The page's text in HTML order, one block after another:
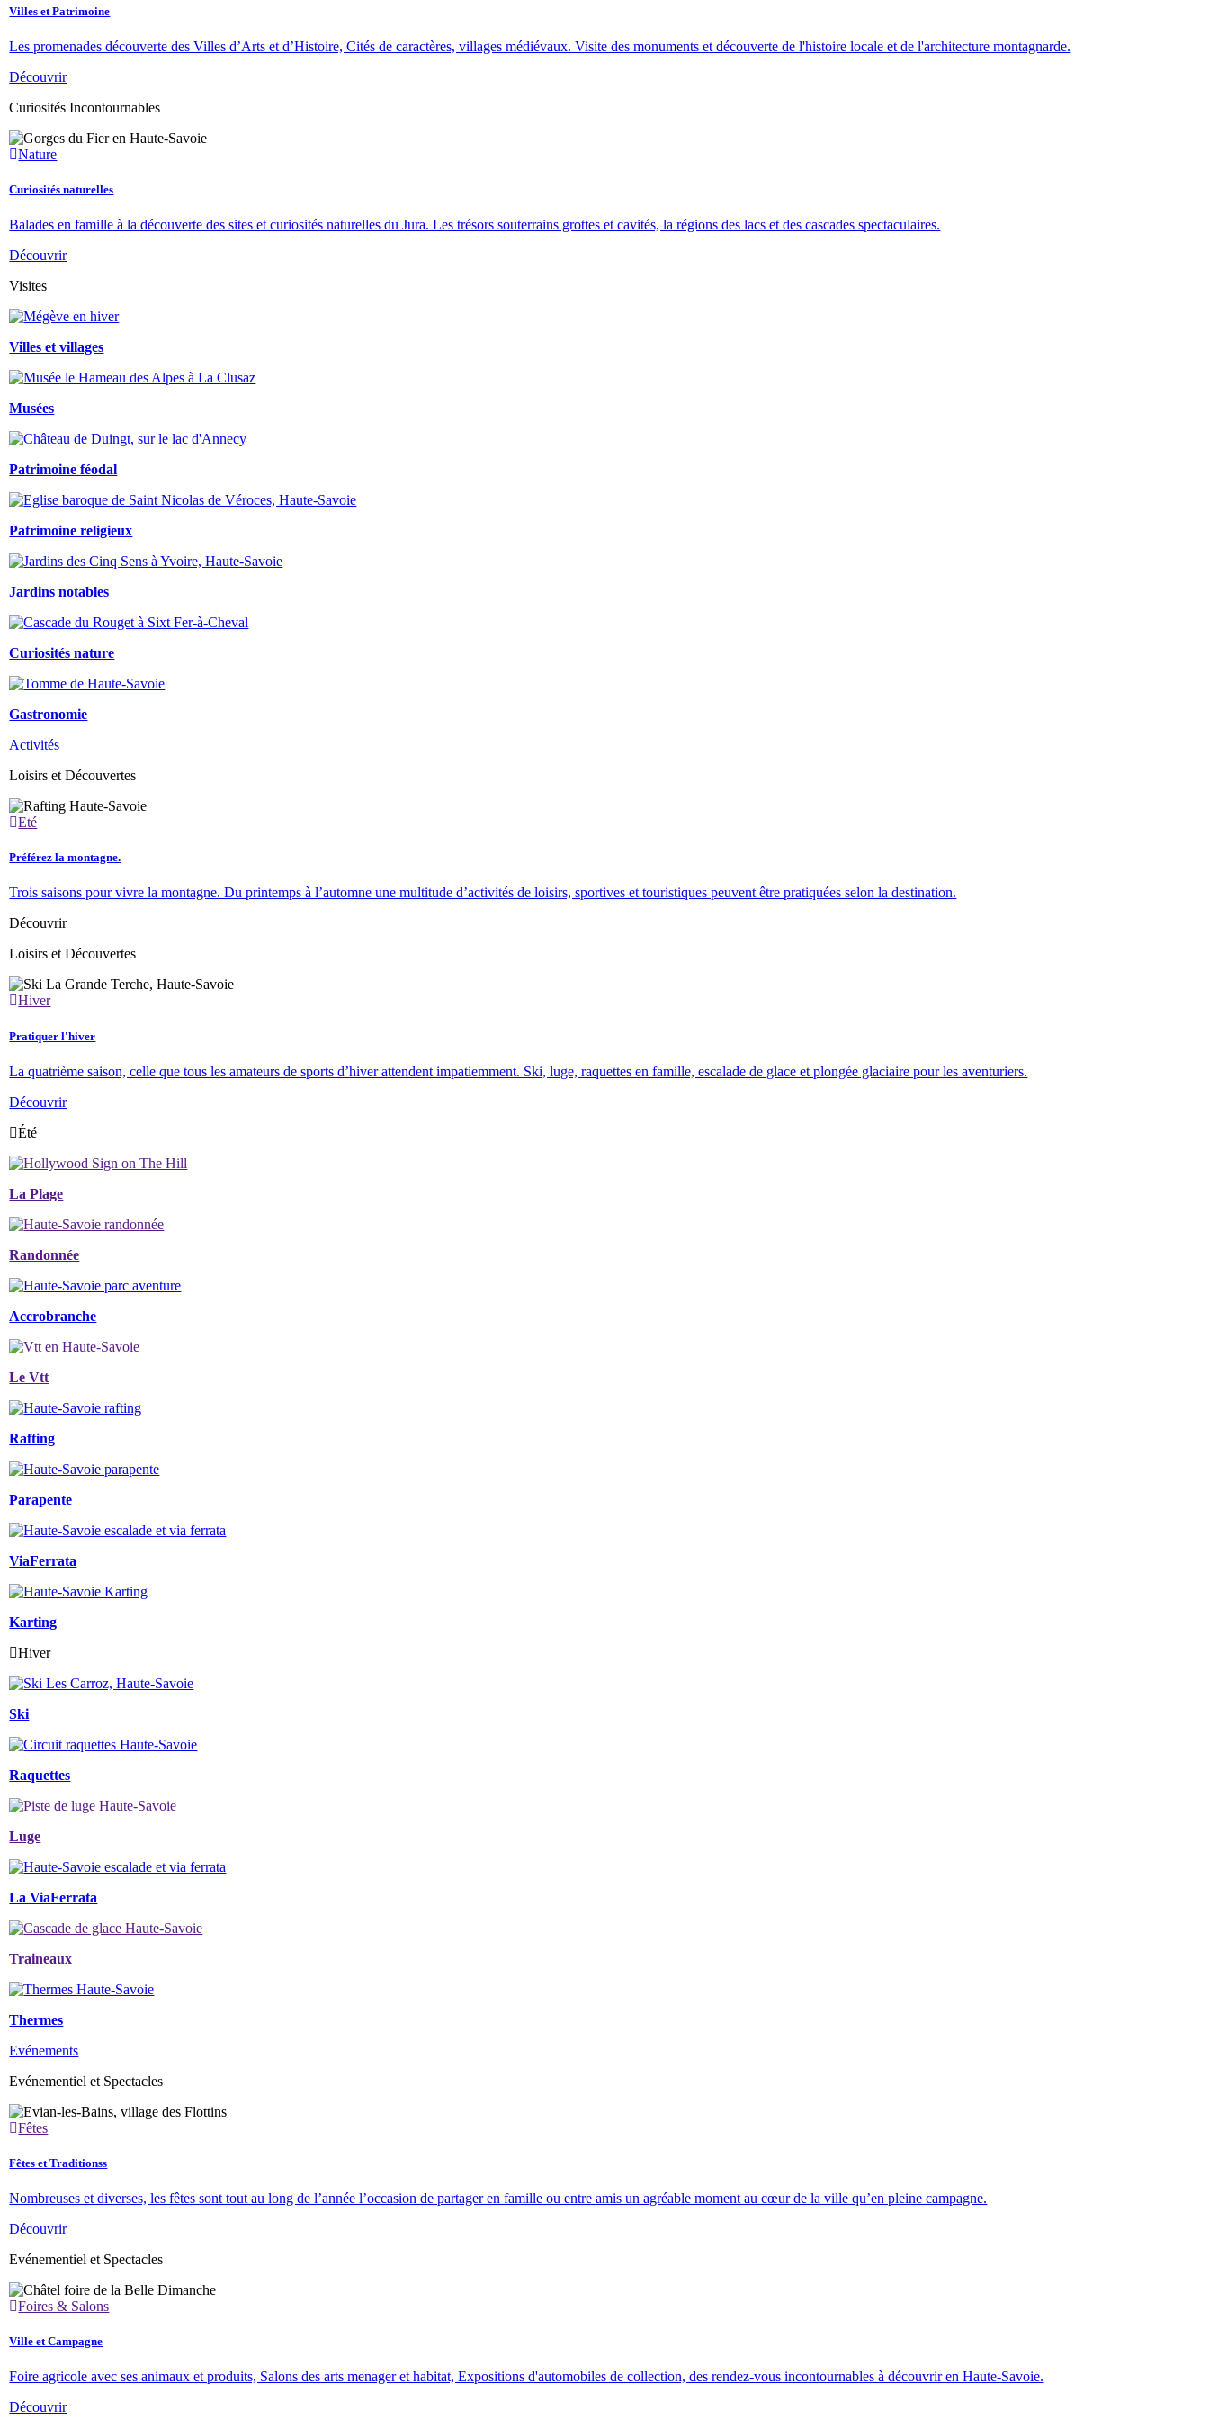
Villes et Patrimoine
Les promenades découverte des Villes d’Arts et d’Histoire, Cités de caractères, villages médiévaux. Visite des monuments et découverte de l'histoire locale et de l'architecture montagnarde.
Découvrir
Curiosités Incontournables
Nature
Curiosités naturelles
Balades en famille à la découverte des sites et curiosités naturelles du Jura. Les trésors souterrains grottes et cavités, la régions des lacs et des cascades spectaculaires.
Découvrir
Visites
Villes et villages
Musées
Patrimoine féodal
Patrimoine religieux
Jardins notables
Curiosités nature
Gastronomie
Activités
Loisirs et Découvertes
Eté
Préférez la montagne.
Trois saisons pour vivre la montagne. Du printemps à l’automne une multitude d’activités de loisirs, sportives et touristiques peuvent être pratiquées selon la destination.
Découvrir
Loisirs et Découvertes
Hiver
Pratiquer l'hiver
La quatrième saison, celle que tous les amateurs de sports d’hiver attendent impatiemment. Ski, luge, raquettes en famille, escalade de glace et plongée glaciaire pour les aventuriers.
Découvrir
Été
La Plage
Randonnée
Accrobranche
Le Vtt
Rafting
Parapente
ViaFerrata
Karting
Hiver
Ski
Raquettes
Luge
La ViaFerrata
Traineaux
Thermes
Evénements
Evénementiel et Spectacles
Fêtes
Fêtes et Traditionss
Nombreuses et diverses, les fêtes sont tout au long de l’année l’occasion de partager en famille ou entre amis un agréable moment au cœur de la ville qu’en pleine campagne.
Découvrir
Evénementiel et Spectacles
Foires & Salons
Ville et Campagne
Foire agricole avec ses animaux et produits, Salons des arts menager et habitat, Expositions d'automobiles de collection, des rendez-vous incontournables à découvrir en Haute-Savoie.
Découvrir